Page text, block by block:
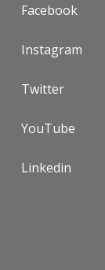
Facebook
Instagram
Twitter
YouTube
Linkedin